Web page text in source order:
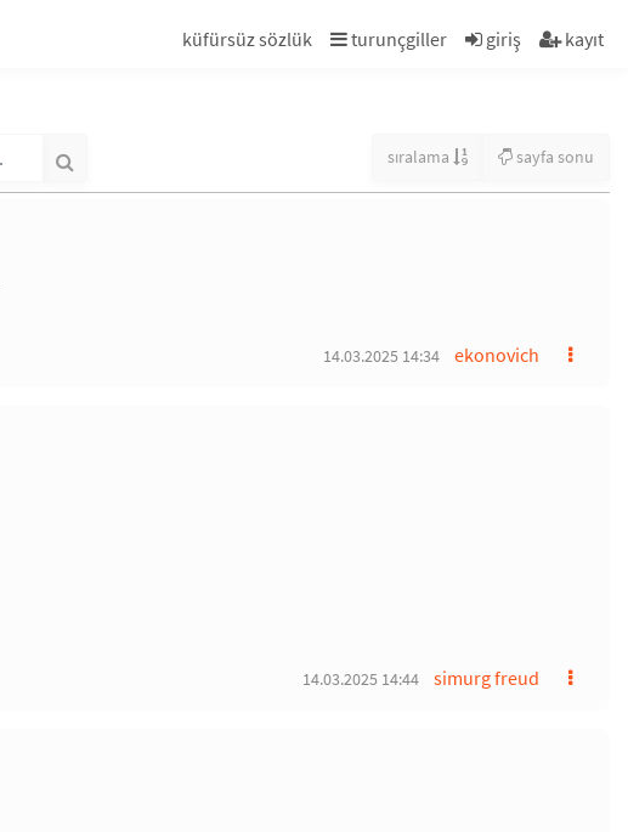
küfürsüz sözlük turunçgiller giriş kayıt
sıralama sayfa sonu
ekonovich
14.03.2025 14:34
simurg freud
14.03.2025 14:44